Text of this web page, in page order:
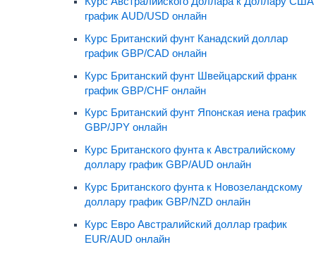
график AUD/USD онлайн
Курс Британский фунт Канадский доллар
график GBP/CAD онлайн
Курс Британский фунт Швейцарский франк
график GBP/CHF онлайн
Курс Британский фунт Японская иена график
GBP/JPY онлайн
Курс Британского фунта к Австралийскому
доллару график GBP/AUD онлайн
Курс Британского фунта к Новозеландскому
доллару график GBP/NZD онлайн
Курс Евро Австралийский доллар график
EUR/AUD онлайн